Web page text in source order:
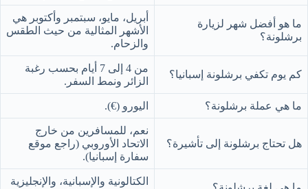
ما هو أفضل شهر لزيارة
برشلونة؟
أبريل، مايو، سبتمبر وأكتوبر هي
الأشهر المثالية من حيث الطقس
والزحام.
كم يوم تكفي برشلونة إسبانيا؟
من 4 إلى 7 أيام بحسب رغبة
الزائر ونمط السفر.
ما هي عملة برشلونة؟ اليورو (€).
هل تحتاج برشلونة إلى تأشيرة؟
نعم، للمسافرين من خارج
الاتحاد الأوروبي (راجع موقع
سفارة إسبانيا).
الكتالونية والإسبانية، والإنجليزية